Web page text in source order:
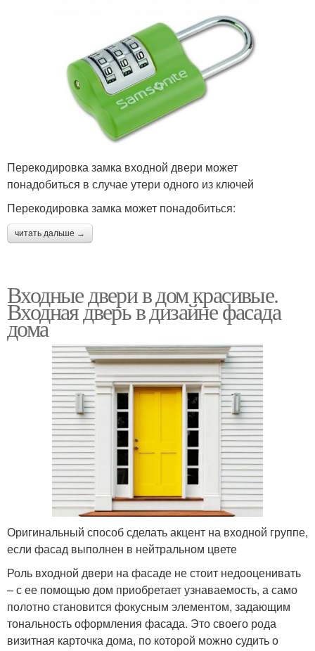
Перекодировка замка входной двери может
понадобиться в случае утери одного из ключей
Перекодировка замка может понадобиться:
читать дальше →
Входные двери в дом красивые.
Входная дверь в дизайне фасада
дома
Оригинальный способ сделать акцент на входной группе,
если фасад выполнен в нейтральном цвете
Роль входной двери на фасаде не стоит недооценивать
– с ее помощью дом приобретает узнаваемость, а само
полотно становится фокусным элементом, задающим
тональность оформления фасада. Это своего рода
визитная карточка дома, по которой можно судить о